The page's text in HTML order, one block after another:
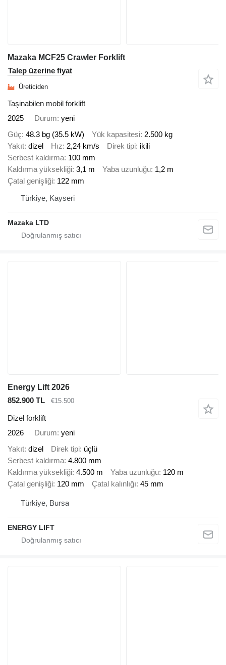
Mazaka MCF25 Crawler Forklift
Talep üzerine fiyat
Üreticiden
Taşinabilen mobil forklift
2025
Durum yeni
Güç 48.3 bg (35.5 kW) Yük kapasitesi 2.500 kg
Yakıt dizel Hız 2,24 km/s Direk tipi ikili
Serbest kaldırma 100 mm
Kaldırma yüksekliği 3,1 m Yaba uzunluğu 1,2 m
Çatal genişliği 122 mm
Türkiye, Kayseri
Mazaka LTD
Energy Lift 2026
852.900 TL
€15.500
Dizel forklift
2026
Durum yeni
Yakıt dizel Direk tipi üçlü
Serbest kaldırma 4.800 mm
Kaldırma yüksekliği 4.500 m Yaba uzunluğu 120 m
Çatal genişliği 120 mm Çatal kalınlığı 45 mm
Türkiye, Bursa
ENERGY LIFT